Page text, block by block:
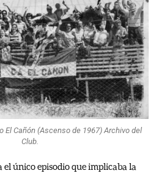
El Cañón (Ascenso de 1967) Archivo del
Club.
el único episodio que implicaba la